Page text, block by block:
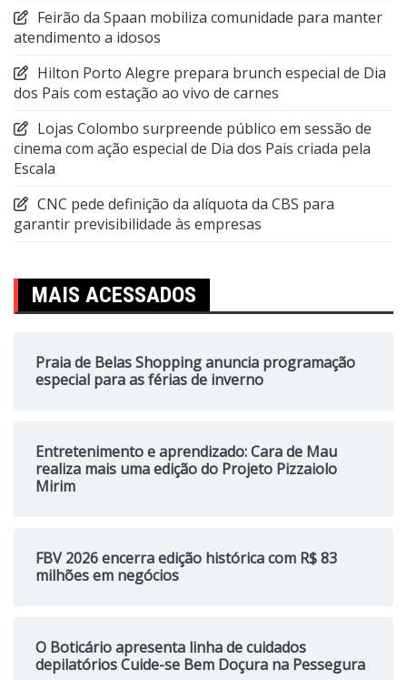
Feirão da Spaan mobiliza comunidade para manter
atendimento a idosos
Hilton Porto Alegre prepara brunch especial de Dia
dos Pais com estação ao vivo de carnes
Lojas Colombo surpreende público em sessão de
cinema com ação especial de Dia dos Pais criada pela
Escala
CNC pede definição da alíquota da CBS para
garantir previsibilidade às empresas
MAIS ACESSADOS
Praia de Belas Shopping anuncia programação
especial para as férias de inverno
Entretenimento e aprendizado: Cara de Mau
realiza mais uma edição do Projeto Pizzaiolo
Mirim
FBV 2026 encerra edição histórica com R$ 83
milhões em negócios
O Boticário apresenta linha de cuidados
depilatórios Cuide-se Bem Doçura na Pessegura